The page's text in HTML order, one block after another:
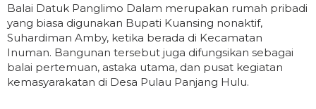
Balai Datuk Panglimo Dalam merupakan rumah pribadi
yang biasa digunakan Bupati Kuansing nonaktif,
Suhardiman Amby, ketika berada di Kecamatan
Inuman. Bangunan tersebut juga difungsikan sebagai
balai pertemuan, astaka utama, dan pusat kegiatan
kemasyarakatan di Desa Pulau Panjang Hulu.